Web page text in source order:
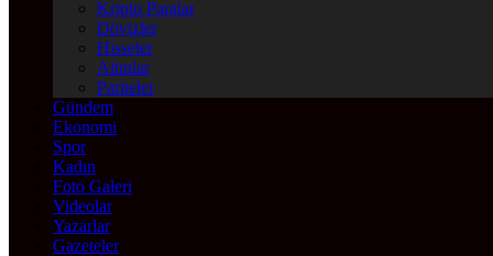
Kripto Paralar
Dövizler
Hisseler
Altınlar
Pariteler
Gündem
Ekonomi
Spor
Kadın
Foto Galeri
Videolar
Yazarlar
Gazeteler